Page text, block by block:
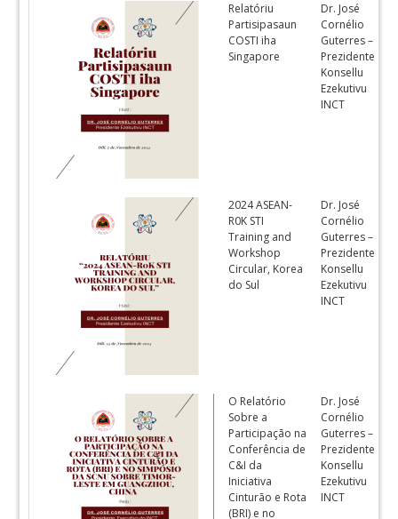
Relatóriu
Partisipasaun
COSTI iha
Singapore
Dr. José
Cornélio
Guterres –
Prezidente
Konsellu
Ezekutivu
INCT
2024 ASEAN-
R0K STI
Training and
Workshop
Circular, Korea
do Sul
Dr. José
Cornélio
Guterres –
Prezidente
Konsellu
Ezekutivu
INCT
O Relatório
Sobre a
Participação na
Conferência de
C&I da
Iniciativa
Cinturão e Rota
(BRI) e no
Dr. José
Cornélio
Guterres –
Prezidente
Konsellu
Ezekutivu
INCT